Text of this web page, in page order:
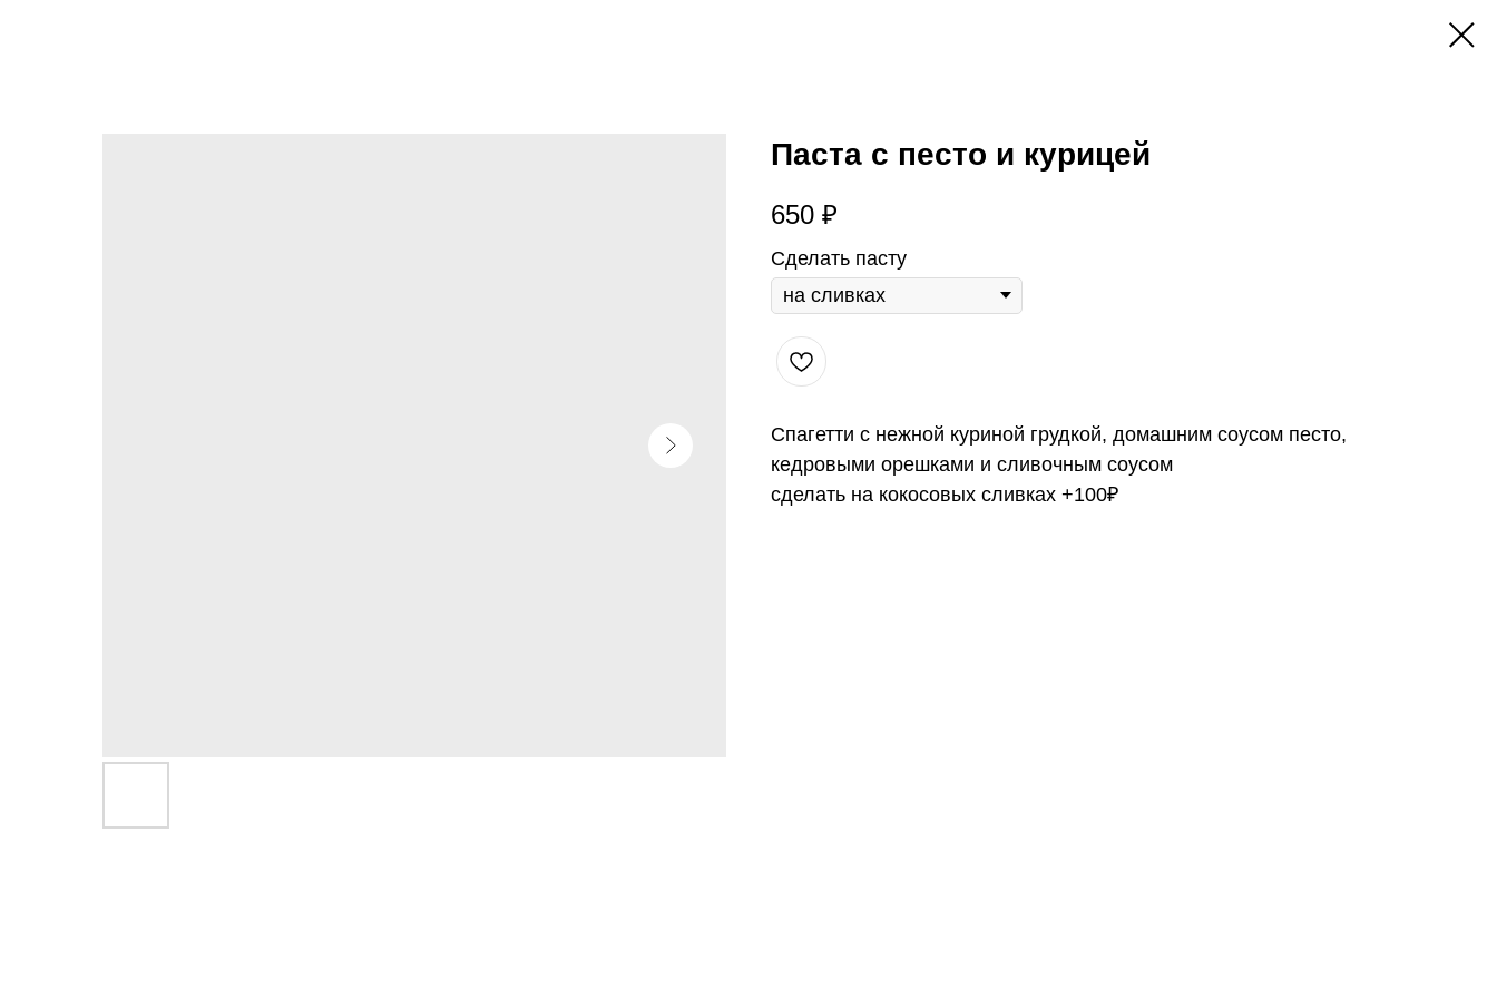
Паста с песто и курицей
650 ₽
Сделать пасту
Спагетти с нежной куриной грудкой, домашним соусом песто,
кедровыми орешками и сливочным соусом
сделать на кокосовых сливках +100₽